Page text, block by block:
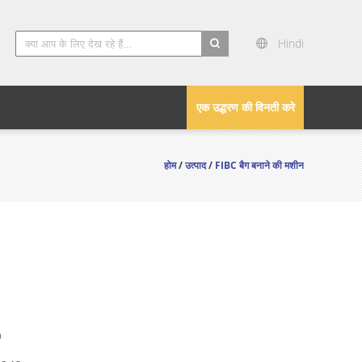
Hindi
एक उद्धरण की विनती करे
होम/उत्पाद/FIBC बैग बनाने की मशीन